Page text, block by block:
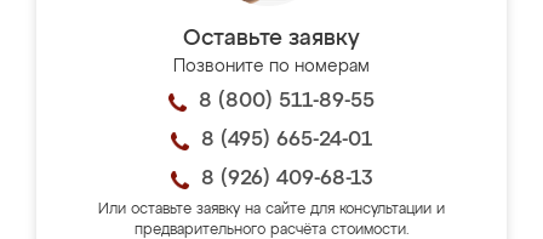
Оставьте заявку
Позвоните по номерам
8 (800) 511-89-55
8 (495) 665-24-01
8 (926) 409-68-13
Или оставьте заявку на сайте для консультации и
предварительного расчёта стоимости.